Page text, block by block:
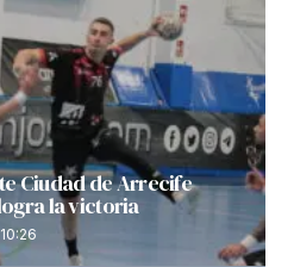
Ciudad de Arrecife
la victoria